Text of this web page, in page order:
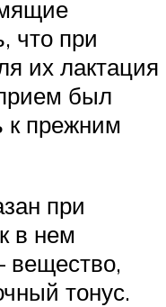
что при
их лактация
был
к прежним
при
в нем
вещество,
тонус.